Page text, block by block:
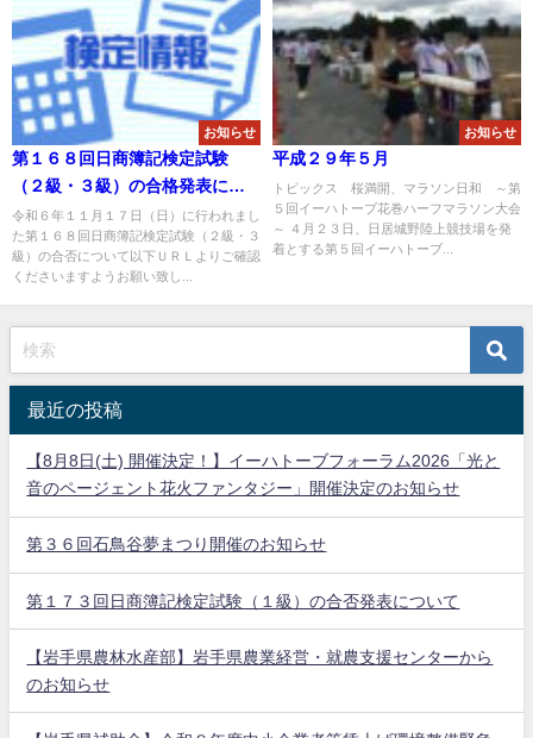
お知らせ
第１６８回日商簿記検定試験
（２級・３級）の合格発表につ
いて
令和６年１１月１７日（日）に行われまし
た第１６８回日商簿記検定試験（２級・３
級）の合否について以下ＵＲＬよりご確認
くださいますようお願い致し...
お知らせ
平成２９年５月
トピックス 桜満開、マラソン日和 ～第
５回イーハトーブ花巻ハーフマラソン大会
～ ４月２３日、日居城野陸上競技場を発
着とする第５回イーハトーブ...
最近の投稿
【8月8日(土) 開催決定！】イーハトーブフォーラム2026「光と
音のページェント花火ファンタジー」開催決定のお知らせ
第３６回石鳥谷夢まつり開催のお知らせ
第１７３回日商簿記検定試験（１級）の合否発表について
【岩手県農林水産部】岩手県農業経営・就農支援センターから
のお知らせ